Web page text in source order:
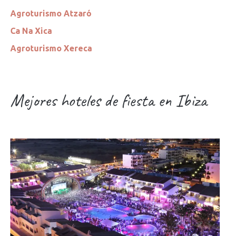
Agroturismo Atzaró
Ca Na Xica
Agroturismo Xereca
Mejores hoteles de fiesta en Ibiza